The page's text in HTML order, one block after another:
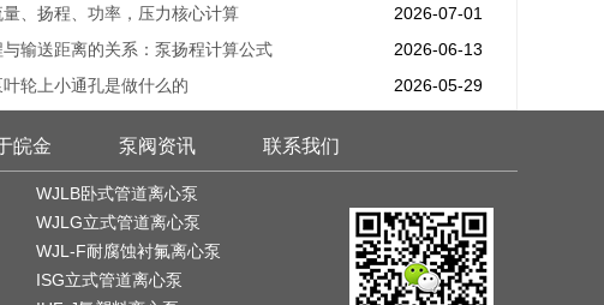
量、扬程、功率，压力核心计算
2026-07-01
输送距离的关系：泵扬程计算公式
2026-06-13
轮上小通孔是做什么的 2026-05-29
皖金 泵阀资讯 联系我们
WJLB卧式管道离心泵
WJLG立式管道离心泵
WJL-F耐腐蚀衬氟离心泵
ISG立式管道离心泵